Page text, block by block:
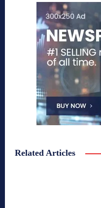
Related Articles